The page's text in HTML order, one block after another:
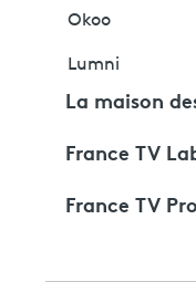
Okoo
Lumni
La maison
France TV
France TV Pro